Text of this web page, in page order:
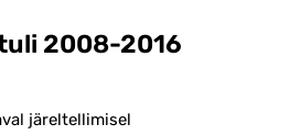
2008-2016
järeltellimisel